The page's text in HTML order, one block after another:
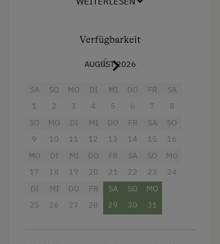
Frühstück gebucht werden.
Aussicht auf eine Berglandschaft
Backofen
Balkon/Terrasse
Dusche
Getränkeerwerb im Haus
Haarföhn
Verfügbarkeit
AUGUST 2026
SA
1
SO
2
MO
3
DI
4
MI
5
DO
6
FR
7
SA
8
SO
9
MO
10
DI
11
MI
12
DO
13
FR
14
SA
15
SO
16
MO
17
DI
18
MI
19
DO
20
FR
21
SA
22
SO
23
MO
24
DI
25
MI
26
DO
27
FR
28
SA
29
SO
30
MO
31